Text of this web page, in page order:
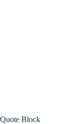
Quote Block